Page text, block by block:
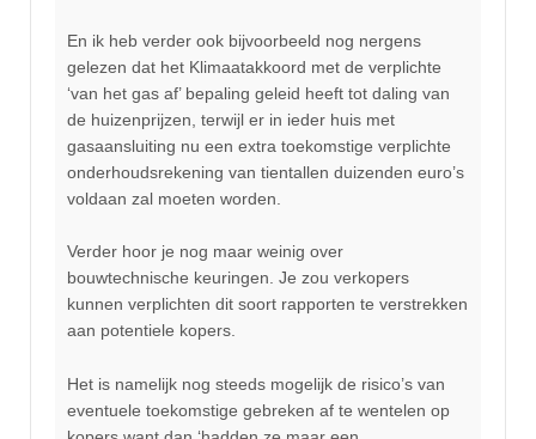
En ik heb verder ook bijvoorbeeld nog nergens
gelezen dat het Klimaatakkoord met de verplichte
‘van het gas af’ bepaling geleid heeft tot daling van
de huizenprijzen, terwijl er in ieder huis met
gasaansluiting nu een extra toekomstige verplichte
onderhoudsrekening van tientallen duizenden euro’s
voldaan zal moeten worden.
Verder hoor je nog maar weinig over
bouwtechnische keuringen. Je zou verkopers
kunnen verplichten dit soort rapporten te verstrekken
aan potentiele kopers.
Het is namelijk nog steeds mogelijk de risico’s van
eventuele toekomstige gebreken af te wentelen op